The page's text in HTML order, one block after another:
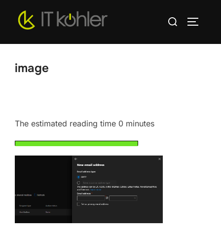
Inhalt
Suchen
image
The estimated reading time 0 minutes